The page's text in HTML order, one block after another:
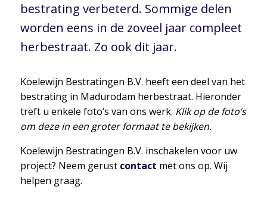
bestrating verbeterd. Sommige delen
worden eens in de zoveel jaar compleet
herbestraat. Zo ook dit jaar.
Koelewijn Bestratingen B.V. heeft een deel van het
bestrating in Madurodam herbestraat. Hieronder
treft u enkele foto’s van ons werk. Klik op de foto’s
om deze in een groter formaat te bekijken.
Koelewijn Bestratingen B.V. inschakelen voor uw
project? Neem gerust contact met ons op. Wij
helpen graag.